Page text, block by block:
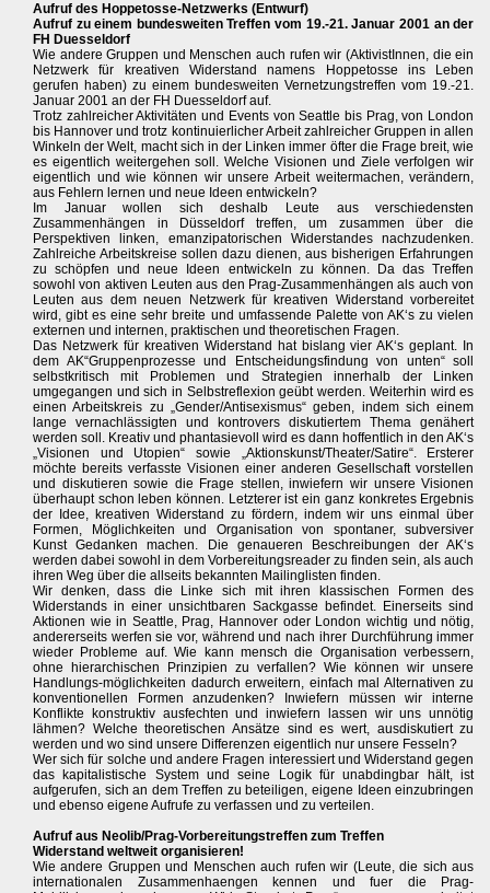
Aufruf des Hoppetosse-Netzwerks (Entwurf)
Aufruf zu einem bundesweiten Treffen vom 19.-21. Januar 2001 an der
FH Duesseldorf
Wie andere Gruppen und Menschen auch rufen wir (AktivistInnen, die ein
Netzwerk für kreativen Widerstand namens Hoppetosse ins Leben
gerufen haben) zu einem bundesweiten Vernetzungstreffen vom 19.-21.
Januar 2001 an der FH Duesseldorf auf.
Trotz zahlreicher Aktivitäten und Events von Seattle bis Prag, von London
bis Hannover und trotz kontinuierlicher Arbeit zahlreicher Gruppen in allen
Winkeln der Welt, macht sich in der Linken immer öfter die Frage breit, wie
es eigentlich weitergehen soll. Welche Visionen und Ziele verfolgen wir
eigentlich und wie können wir unsere Arbeit weitermachen, verändern,
aus Fehlern lernen und neue Ideen entwickeln?
Im Januar wollen sich deshalb Leute aus verschiedensten
Zusammenhängen in Düsseldorf treffen, um zusammen über die
Perspektiven linken, emanzipatorischen Widerstandes nachzudenken.
Zahlreiche Arbeitskreise sollen dazu dienen, aus bisherigen Erfahrungen
zu schöpfen und neue Ideen entwickeln zu können. Da das Treffen
sowohl von aktiven Leuten aus den Prag-Zusammenhängen als auch von
Leuten aus dem neuen Netzwerk für kreativen Widerstand vorbereitet
wird, gibt es eine sehr breite und umfassende Palette von AK‘s zu vielen
externen und internen, praktischen und theoretischen Fragen.
Das Netzwerk für kreativen Widerstand hat bislang vier AK‘s geplant. In
dem AK“Gruppenprozesse und Entscheidungsfindung von unten“ soll
selbstkritisch mit Problemen und Strategien innerhalb der Linken
umgegangen und sich in Selbstreflexion geübt werden. Weiterhin wird es
einen Arbeitskreis zu „Gender/Antisexismus“ geben, indem sich einem
lange vernachlässigten und kontrovers diskutiertem Thema genähert
werden soll. Kreativ und phantasievoll wird es dann hoffentlich in den AK‘s
„Visionen und Utopien“ sowie „Aktionskunst/Theater/Satire“. Ersterer
möchte bereits verfasste Visionen einer anderen Gesellschaft vorstellen
und diskutieren sowie die Frage stellen, inwiefern wir unsere Visionen
überhaupt schon leben können. Letzterer ist ein ganz konkretes Ergebnis
der Idee, kreativen Widerstand zu fördern, indem wir uns einmal über
Formen, Möglichkeiten und Organisation von spontaner, subversiver
Kunst Gedanken machen. Die genaueren Beschreibungen der AK‘s
werden dabei sowohl in dem Vorbereitungsreader zu finden sein, als auch
ihren Weg über die allseits bekannten Mailinglisten finden.
Wir denken, dass die Linke sich mit ihren klassischen Formen des
Widerstands in einer unsichtbaren Sackgasse befindet. Einerseits sind
Aktionen wie in Seattle, Prag, Hannover oder London wichtig und nötig,
andererseits werfen sie vor, während und nach ihrer Durchführung immer
wieder Probleme auf. Wie kann mensch die Organisation verbessern,
ohne hierarchischen Prinzipien zu verfallen? Wie können wir unsere
Handlungs-möglichkeiten dadurch erweitern, einfach mal Alternativen zu
konventionellen Formen anzudenken? Inwiefern müssen wir interne
Konflikte konstruktiv ausfechten und inwiefern lassen wir uns unnötig
lähmen? Welche theoretischen Ansätze sind es wert, ausdiskutiert zu
werden und wo sind unsere Differenzen eigentlich nur unsere Fesseln?
Wer sich für solche und andere Fragen interessiert und Widerstand gegen
das kapitalistische System und seine Logik für unabdingbar hält, ist
aufgerufen, sich an dem Treffen zu beteiligen, eigene Ideen einzubringen
und ebenso eigene Aufrufe zu verfassen und zu verteilen.
Aufruf aus Neolib/Prag-Vorbereitungstreffen zum Treffen
Widerstand weltweit organisieren!
Wie andere Gruppen und Menschen auch rufen wir (Leute, die sich aus
internationalen Zusammenhaengen kennen und fuer die Prag-